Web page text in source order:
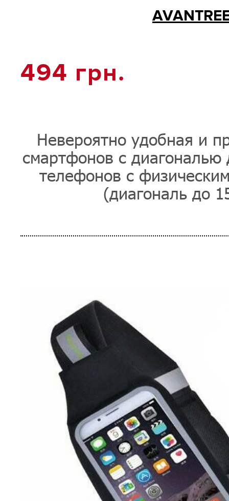
494 грн.
Невероятно удобная и
смартфонов с
телефонов с
(диагональ до